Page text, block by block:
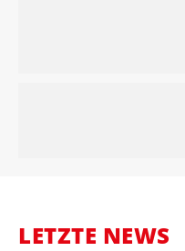
LETZTE NEWS